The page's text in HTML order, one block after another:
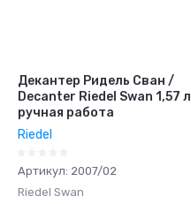
Декантер Ридель Сван /
Decanter Riedel Swan 1,57 л
ручная работа
Riedel
Артикул: 2007/02
Riedel Swan